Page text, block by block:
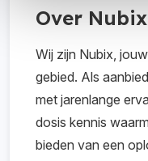
Over Nubix
Wij zijn Nubix,
gebied. Als
met jarenlange
dosis kennis
bieden van een